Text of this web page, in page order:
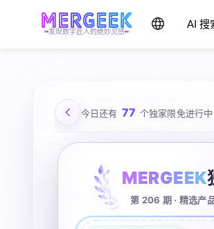
发现数字匠人的绝妙灵感
AI 搜
今日还有 77 个独家限免进行中
MERGEEK
第 206 期 · 精选产